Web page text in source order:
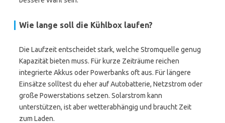
Wie lange soll die Kühlbox laufen?
Die Laufzeit entscheidet stark, welche Stromquelle genug
Kapazität bieten muss. Für kurze Zeiträume reichen
integrierte Akkus oder Powerbanks oft aus. Für längere
Einsätze solltest du eher auf Autobatterie, Netzstrom oder
große Powerstations setzen. Solarstrom kann
unterstützen, ist aber wetterabhängig und braucht Zeit
zum Laden.